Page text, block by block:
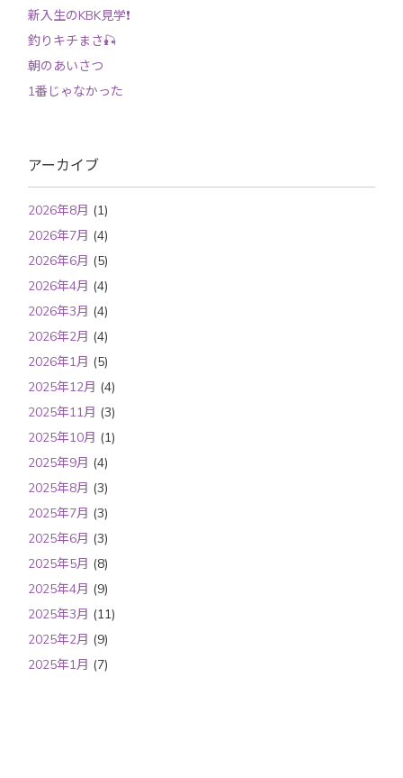
新入生のKBK見学❗️
釣りキチまさ🎣
朝のあいさつ
1番じゃなかった
アーカイブ
2026年8月 (1)
2026年7月 (4)
2026年6月 (5)
2026年4月 (4)
2026年3月 (4)
2026年2月 (4)
2026年1月 (5)
2025年12月 (4)
2025年11月 (3)
2025年10月 (1)
2025年9月 (4)
2025年8月 (3)
2025年7月 (3)
2025年6月 (3)
2025年5月 (8)
2025年4月 (9)
2025年3月 (11)
2025年2月 (9)
2025年1月 (7)